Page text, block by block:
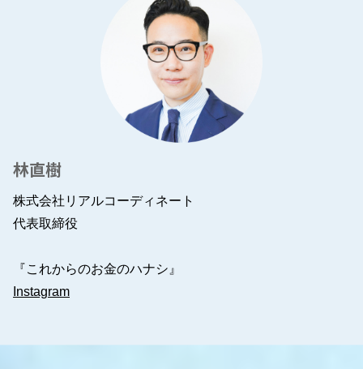
林直樹
株式会社リアルコーディネート
代表取締役
『これからのお金のハナシ』
Instagram